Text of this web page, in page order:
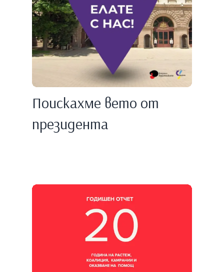
Поискахме вето от
президента